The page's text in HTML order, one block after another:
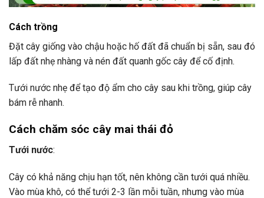
Cách trồng
Đặt cây giống vào chậu hoặc hố đất đã chuẩn bị sẵn, sau đó
lấp đất nhẹ nhàng và nén đất quanh gốc cây để cố định.
Tưới nước nhẹ để tạo độ ẩm cho cây sau khi trồng, giúp cây
bám rễ nhanh.
Cách chăm sóc cây mai thái đỏ
Tưới nước:
Cây có khả năng chịu hạn tốt, nên không cần tưới quá nhiều.
Vào mùa khô, có thể tưới 2-3 lần mỗi tuần, nhưng vào mùa